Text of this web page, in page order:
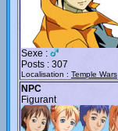
Sexe :
Posts : 307
Localisation : Temple Wars
NPC
Figurant